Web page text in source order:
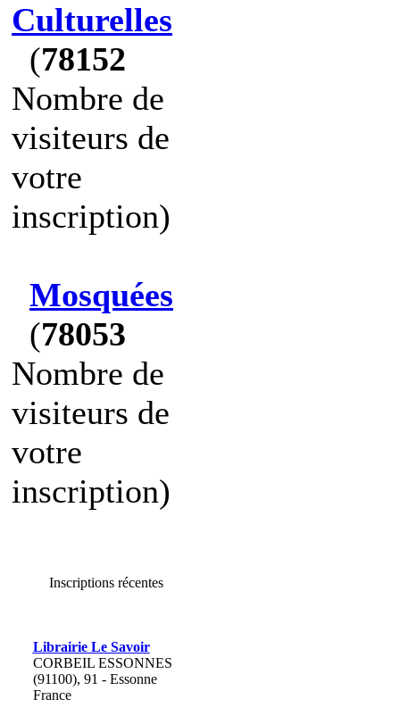
Culturelles
(78152
Nombre de
visiteurs de
votre
inscription)
Mosquées
(78053
Nombre de
visiteurs de
votre
inscription)
Inscriptions récentes
Librairie Le Savoir
CORBEIL ESSONNES
(91100), 91 - Essonne
France